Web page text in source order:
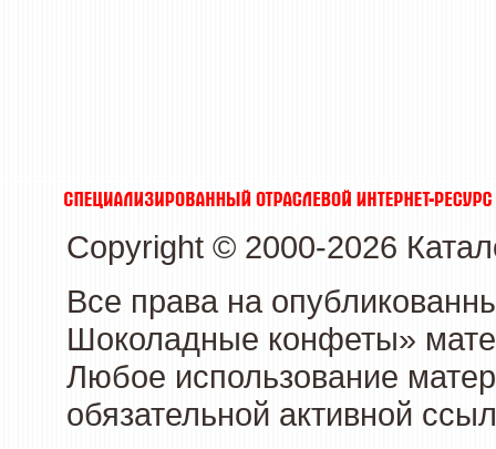
Copyright © 2000-2026
Все права на
Шоколадные конфеты»
Любое использование
обязательной активной